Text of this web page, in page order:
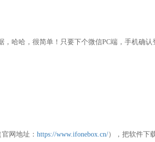
哈哈，很简单！只要下个微信PC端，手机确
网地址： https://www.ifonebox.cn/），把软件下